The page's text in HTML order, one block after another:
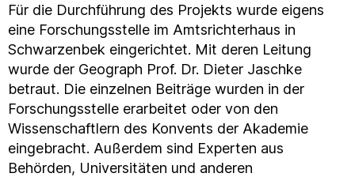
Für die Durchführung des Projekts wurde eigens
eine Forschungsstelle im Amtsrichterhaus in
Schwarzenbek eingerichtet. Mit deren Leitung
wurde der Geograph Prof. Dr. Dieter Jaschke
betraut. Die einzelnen Beiträge wurden in der
Forschungsstelle erarbeitet oder von den
Wissenschaftlern des Konvents der Akademie
eingebracht. Außerdem sind Experten aus
Behörden, Universitäten und anderen